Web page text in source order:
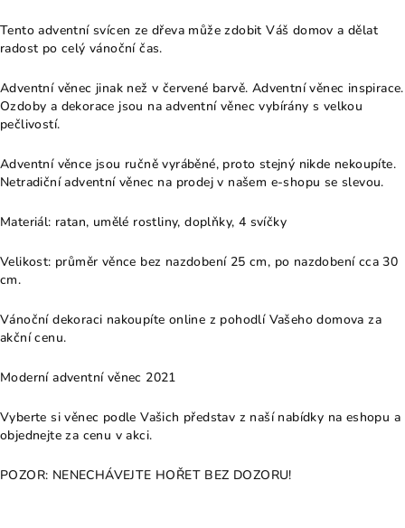
Tento adventní svícen ze dřeva může zdobit Váš domov a dělat
radost po celý vánoční čas.
Adventní věnec jinak než v červené barvě. Adventní věnec inspirace.
Ozdoby a dekorace jsou na adventní věnec vybírány s velkou
pečlivostí.
Adventní věnce jsou ručně vyráběné, proto stejný nikde nekoupíte.
Netradiční adventní věnec na prodej v našem e-shopu se slevou.
Materiál: ratan, umělé rostliny, doplňky, 4 svíčky
Velikost: průměr věnce bez nazdobení 25 cm, po nazdobení cca 30
cm.
Vánoční dekoraci nakoupíte online z pohodlí Vašeho domova za
akční cenu.
Moderní adventní věnec 2021
Vyberte si věnec podle Vašich představ z naší nabídky na eshopu a
objednejte za cenu v akci.
POZOR: NENECHÁVEJTE HOŘET BEZ DOZORU!